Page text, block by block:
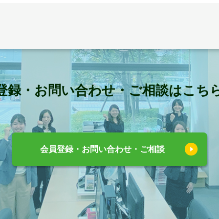
録・お問い合わせ・ご相談はこち
会員登録・お問い合わせ・ご相談